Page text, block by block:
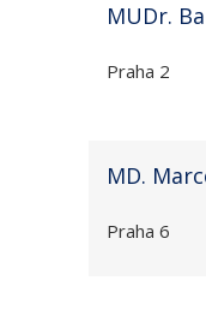
MUDr.
Praha 2
MD.
Praha 6